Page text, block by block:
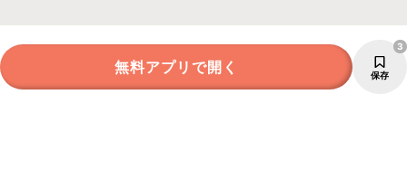
無料アプリで開く 保存
3